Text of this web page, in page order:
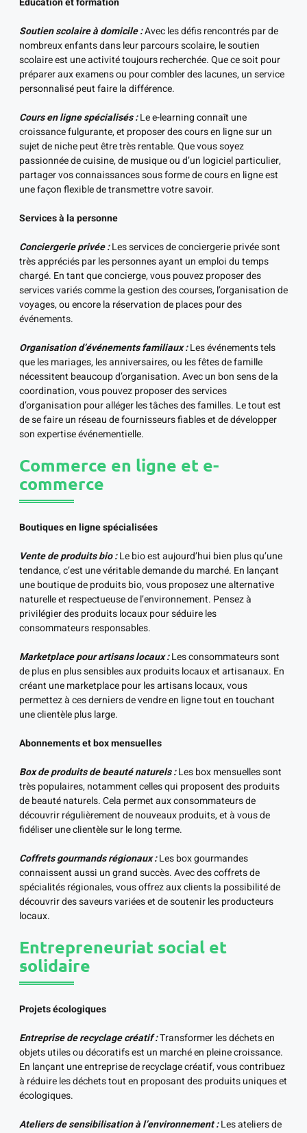
Soutien scolaire à domicile :Avec les défis rencontrés par de
nombreux enfants dans leur parcours scolaire, le soutien
scolaire est une activité toujours recherchée. Que ce soit pour
préparer aux examens ou pour combler des lacunes, un service
personnalisé peut faire la différence.
Cours en ligne spécialisés :Le e-learning connaît une
croissance fulgurante, et proposer des cours en ligne sur un
sujet de niche peut être très rentable. Que vous soyez
passionnée de cuisine, de musique ou d’un logiciel particulier,
partager vos connaissances sous forme de cours en ligne est
une façon flexible de transmettre votre savoir.
Services à la personne
Conciergerie privée :Les services de conciergerie privée sont
très appréciés par les personnes ayant un emploi du temps
chargé. En tant que concierge, vous pouvez proposer des
services variés comme la gestion des courses, l’organisation de
voyages, ou encore la réservation de places pour des
événements.
Organisation d’événements familiaux :Les événements tels
que les mariages, les anniversaires, ou les fêtes de famille
nécessitent beaucoup d’organisation. Avec un bon sens de la
coordination, vous pouvez proposer des services
d’organisation pour alléger les tâches des familles. Le tout est
de se faire un réseau de fournisseurs fiables et de développer
son expertise événementielle.
Commerce en ligne et e-
commerce
Boutiques en ligne spécialisées
Vente de produits bio :Le bio est aujourd’hui bien plus qu’une
tendance, c’est une véritable demande du marché. En lançant
une boutique de produits bio, vous proposez une alternative
naturelle et respectueuse de l’environnement. Pensez à
privilégier des produits locaux pour séduire les
consommateurs responsables.
Marketplace pour artisans locaux :Les consommateurs sont
de plus en plus sensibles aux produits locaux et artisanaux. En
créant une marketplace pour les artisans locaux, vous
permettez à ces derniers de vendre en ligne tout en touchant
une clientèle plus large.
Abonnements et box mensuelles
Box de produits de beauté naturels :Les box mensuelles sont
très populaires, notamment celles qui proposent des produits
de beauté naturels. Cela permet aux consommateurs de
découvrir régulièrement de nouveaux produits, et à vous de
fidéliser une clientèle sur le long terme.
Coffrets gourmands régionaux :Les box gourmandes
connaissent aussi un grand succès. Avec des coffrets de
spécialités régionales, vous offrez aux clients la possibilité de
découvrir des saveurs variées et de soutenir les producteurs
locaux.
Entrepreneuriat social et
solidaire
Projets écologiques
Entreprise de recyclage créatif :Transformer les déchets en
objets utiles ou décoratifs est un marché en pleine croissance.
En lançant une entreprise de recyclage créatif, vous contribuez
à réduire les déchets tout en proposant des produits uniques et
écologiques.
Ateliers de sensibilisation à l’environnement :Les ateliers de